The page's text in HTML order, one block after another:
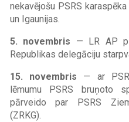
nekavējošu PSRS
un Igaunijas.
5. novembris — LR AP
Republikas delegāciju
15. novembris — ar
lēmumu PSRS bruņoto
pārveido par PSRS
(ZRKG).